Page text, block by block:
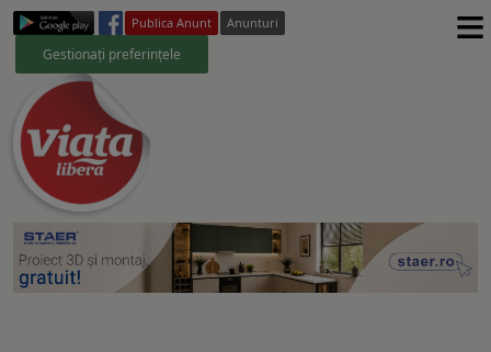
Publica Anunt Anunturi
Gestionați preferințele ≡